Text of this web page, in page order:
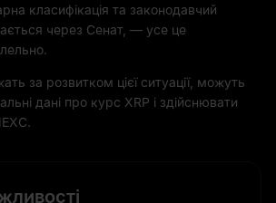
класифікація та законодавчий
через Сенат, — усе це
за розвитком цієї ситуації, можуть
дані про курс XRP і здійснювати